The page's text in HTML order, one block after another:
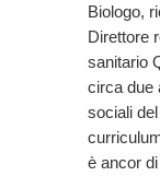
Biologo,
Direttore
sanitario
circa due
sociali
è ancor